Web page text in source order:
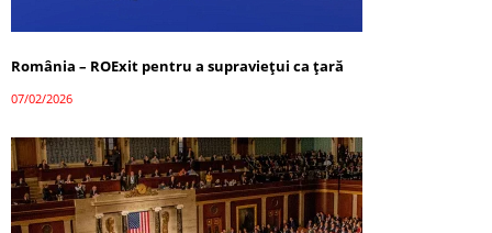
România – ROExit pentru a supraviețui ca țară
07/02/2026